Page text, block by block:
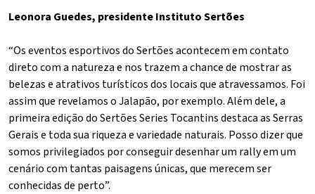
Leonora Guedes, presidente Instituto Sertões
“Os eventos esportivos do Sertões acontecem em contato
direto com a natureza e nos trazem a chance de mostrar as
belezas e atrativos turísticos dos locais que atravessamos. Foi
assim que revelamos o Jalapão, por exemplo. Além dele, a
primeira edição do Sertões Series Tocantins destaca as Serras
Gerais e toda sua riqueza e variedade naturais. Posso dizer que
somos privilegiados por conseguir desenhar um rally em um
cenário com tantas paisagens únicas, que merecem ser
conhecidas de perto”.